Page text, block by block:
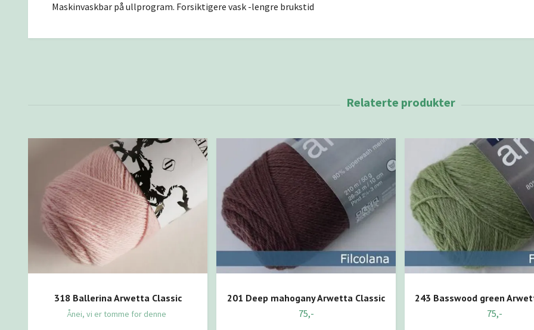
Maskinvaskbar på ullprogram. Forsiktigere vask -lengre brukstid
318 Ballerina Arwetta Classic
Ånei, vi er tomme for denne
201 Deep mahogany Arwetta Classic
75,-
243 Basswood green
75,-